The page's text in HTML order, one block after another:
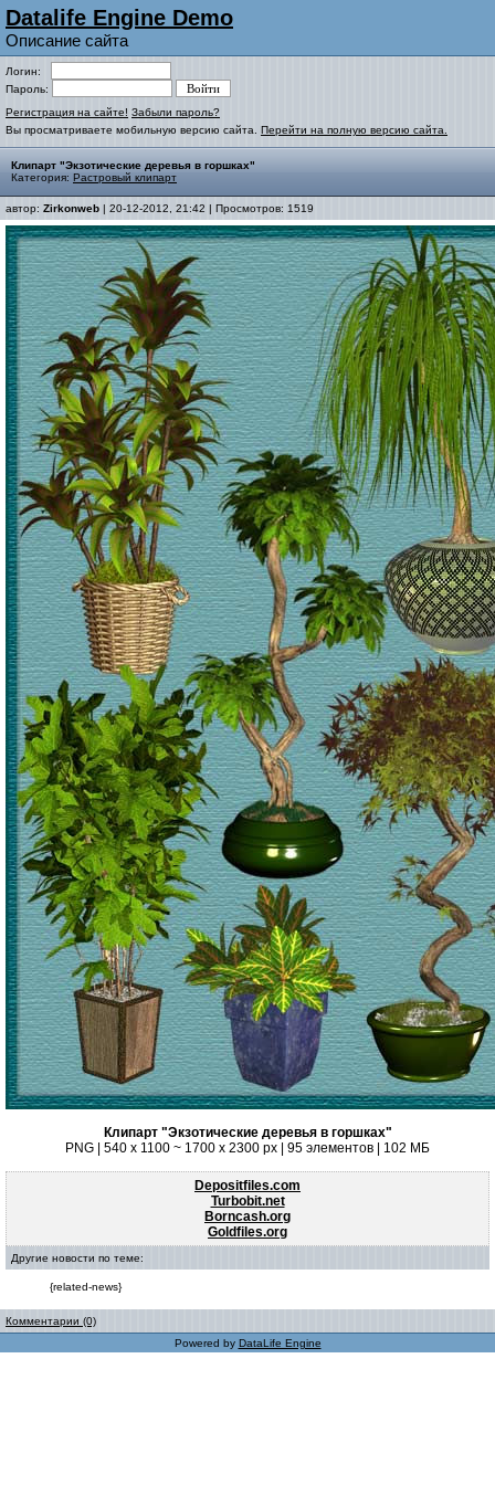
Datalife Engine Demo
Описание сайта
Логин:
Пароль:
Регистрация на сайте! Забыли пароль?
Вы просматриваете мобильную версию сайта. Перейти на полную версию сайта.
Клипарт "Экзотические деревья в горшках"
Категория: Растровый клипарт
автор: Zirkonweb | 20-12-2012, 21:42 | Просмотров: 1519
Клипарт "Экзотические деревья в горшках"
PNG | 540 x 1100 ~ 1700 x 2300 px | 95 элементов | 102 МБ
Depositfiles.com
Turbobit.net
Borncash.org
Goldfiles.org
Другие новости по теме:
{related-news}
Комментарии (0)
Powered by DataLife Engine